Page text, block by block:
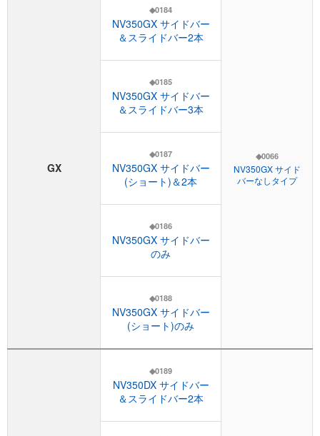
GX
◆0184
NV350GX サイドバー
＆スライドバー2本
◆0066
NV350GX サイド
バーなしタイプ
◆0185
NV350GX サイドバー
＆スライドバー3本
◆0187
NV350GX サイドバー
(ショート)＆2本
◆0186
NV350GX サイドバー
のみ
◆0188
NV350GX サイドバー
(ショート)のみ
◆0189
NV350DX サイドバー
＆スライドバー2本